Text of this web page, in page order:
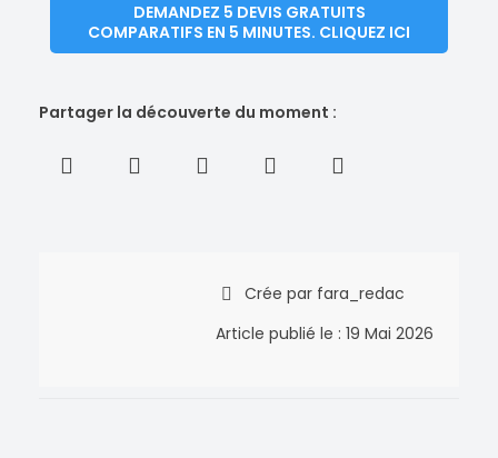
DEMANDEZ 5 DEVIS GRATUITS
COMPARATIFS EN 5 MINUTES. CLIQUEZ ICI
Partager la découverte du moment :
Crée par fara_redac
Article publié le : 19 Mai 2026